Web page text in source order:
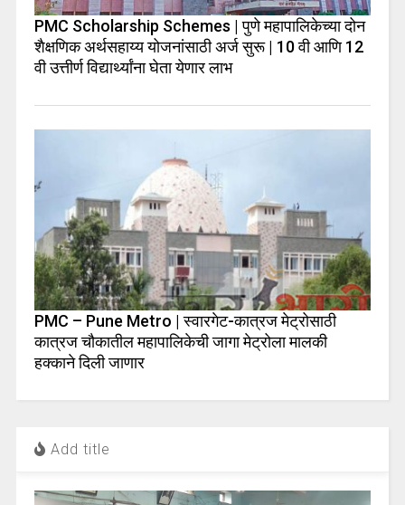
PMC Scholarship Schemes | पुणे महापालिकेच्या दोन
शैक्षणिक अर्थसहाय्य योजनांसाठी अर्ज सुरू | 10 वी आणि 12
वी उत्तीर्ण विद्यार्थ्यांना घेता येणार लाभ
PMC – Pune Metro | स्वारगेट-कात्रज मेट्रोसाठी
कात्रज चौकातील महापालिकेची जागा मेट्रोला मालकी
हक्काने दिली जाणार
Add title